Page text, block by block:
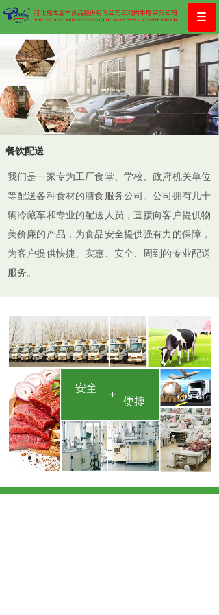
餐饮配送
我们是一家专为工厂食堂、学校、政府机关单位
等配送各种食材的膳食服务公司。公司拥有几十
辆冷藏车和专业的配送人员，直接向客户提供物
美价廉的产品，为食品安全提供强有力的保障，
为客户提供快捷、实惠、安全、周到的专业配送
服务。